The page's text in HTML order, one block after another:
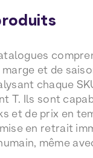
et de
chaque
T. Ils sont
et de prix en
en retrait
même